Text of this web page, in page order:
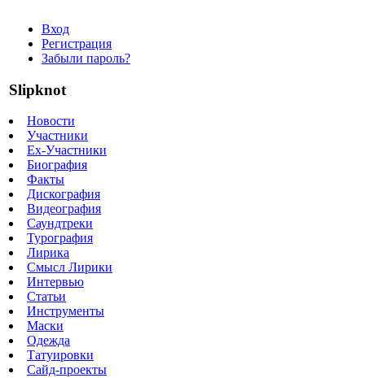
Вход
Регистрация
Забыли пароль?
Slipknot
Новости
Участники
Ex-Участники
Биография
Факты
Дискография
Видеография
Саундтреки
Турография
Лирика
Смысл Лирики
Интервью
Статьи
Инструменты
Маски
Одежда
Татуировки
Сайд-проекты